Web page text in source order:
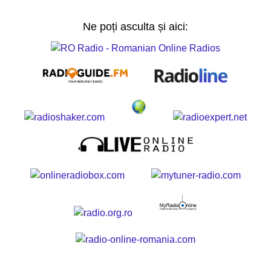
Ne poți asculta și aici: